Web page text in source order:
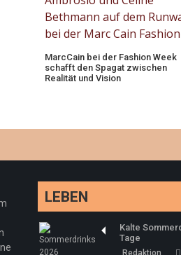
MarcCain bei der Fashion Week
schafft den Spagat zwischen
Realität und Vision
LEBEN
Kalte
Tage